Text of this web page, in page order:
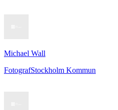
Michael Wall
FotografStockholm Kommun